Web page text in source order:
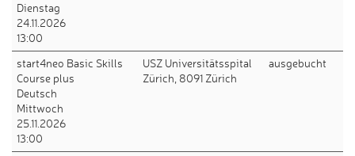
Dienstag
24.11.2026
13:00
start4neo Basic Skills
Course plus
Deutsch
Mittwoch
25.11.2026
13:00
USZ Universitätsspital
Zürich, 8091 Zürich
ausgebucht